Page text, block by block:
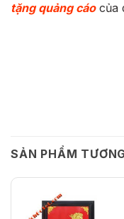
tặng quảng cáocủa
SẢN PHẨM